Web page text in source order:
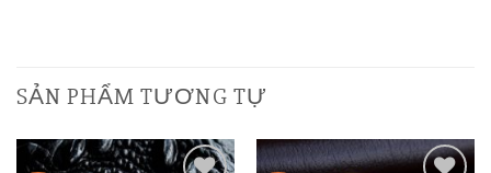
SẢN PHẨM TƯƠNG TỰ